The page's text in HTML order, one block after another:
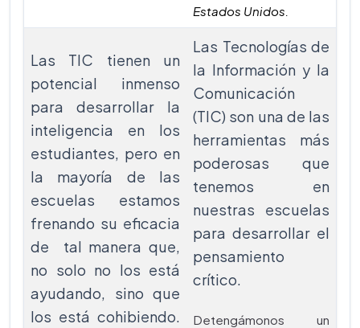
Estados Unidos.
Las TIC tienen un
potencial inmenso
para desarrollar la
inteligencia en los
estudiantes, pero en
la mayoría de las
escuelas estamos
frenando su eficacia
de tal manera que,
no solo no los está
ayudando, sino que
los está cohibiendo.
Las Tecnologías de
la Información y la
Comunicación
(TIC) son una de las
herramientas más
poderosas que
tenemos en
nuestras escuelas
para desarrollar el
pensamiento
crítico.
Detengámonos un